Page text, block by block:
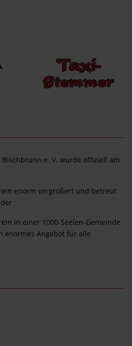
Bischbrunn e. V. wurde offiziell am
enorm vergrößert und betreut
in einer 1000-Seelen-Gemeinde
enormes Angebot für alle